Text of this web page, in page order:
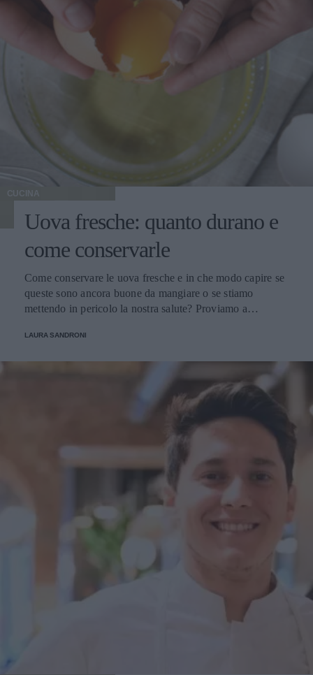
o di mare poco grassi) come il carpaccio di trota e la tartare
di coregone. Ottimo anche a fine pasto accompagnato a
tomini freschi e grano padano fresco. Si consiglia di
servire alla temperatura di 8-10 °C.
CUCINA
Uova fresche: quanto durano e
come conservarle
Come conservare le uova fresche e in che modo capire se
queste sono ancora buone da mangiare o se stiamo
mettendo in pericolo la nostra salute? Proviamo a
LAURA SANDRONI